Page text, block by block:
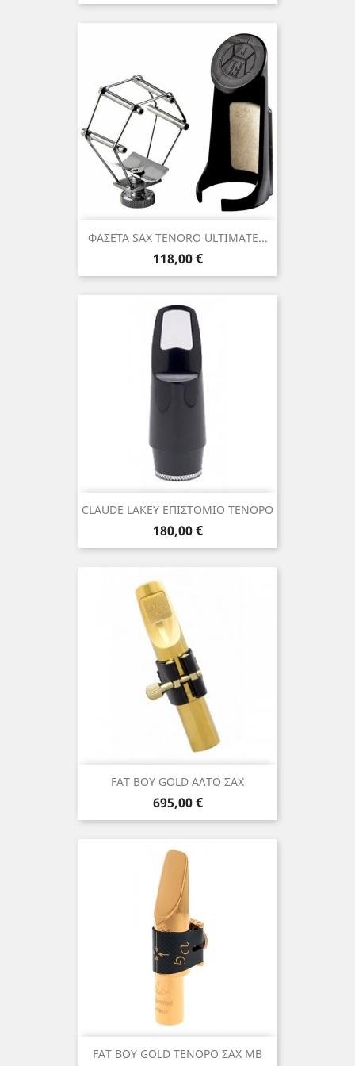
ΦΑΣΕΤΑ SAX TENORO ULTIMATE...
Τιμή
118,00 €
CLAUDE LAKEY ΕΠΙΣΤΟΜΙΟ ΤΕΝΟΡΟ
Τιμή
180,00 €
FAT BOY GOLD ΑΛΤΟ ΣΑΧ
Τιμή
695,00 €
FAT BOY GOLD ΤΕΝΟΡΟ ΣΑΧ ΜΒ